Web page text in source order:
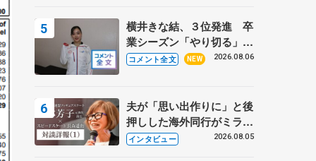
あい
横井きな結、３位発進 卒
業シーズン「やり切る」
【みなとアクルス杯SP】
コメント全文 NEW 2026.08.06
夫が「思い出作りに」と後
押しした海外同行がミラノ
まで… 繁華街のリンクで
インタビュー 2026.08.05